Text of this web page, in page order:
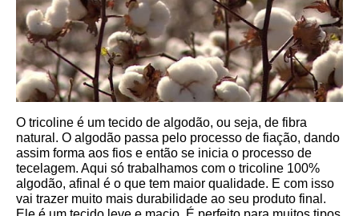
O tricoline é um tecido de algodão, ou seja, de fibra
natural. O algodão passa pelo processo de fiação, dando
assim forma aos fios e então se inicia o processo de
tecelagem. Aqui só trabalhamos com o tricoline 100%
algodão, afinal é o que tem maior qualidade. E com isso
vai trazer muito mais durabilidade ao seu produto final.